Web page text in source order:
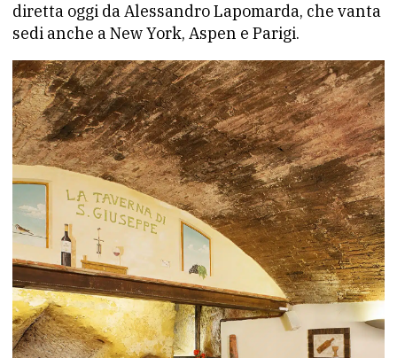
diretta oggi da Alessandro Lapomarda, che vanta
sedi anche a New York, Aspen e Parigi.